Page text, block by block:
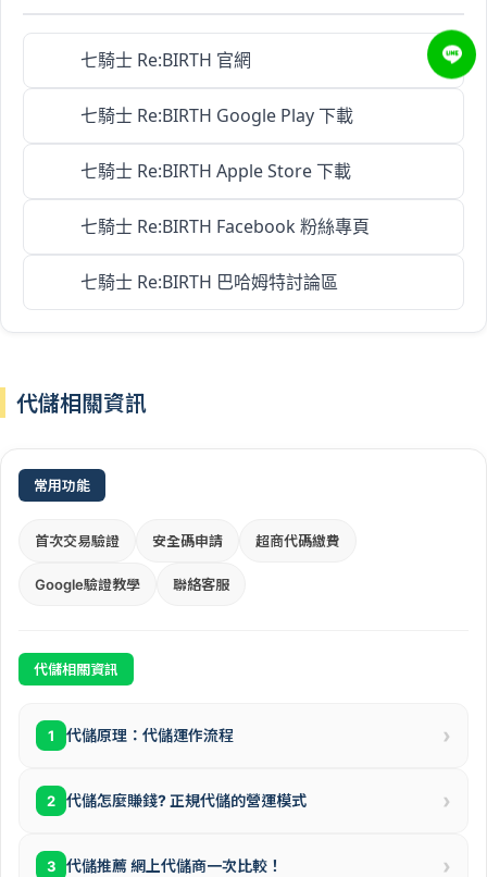
七騎士 Re:BIRTH 官網
七騎士 Re:BIRTH Google Play 下載
七騎士 Re:BIRTH Apple Store 下載
七騎士 Re:BIRTH Facebook 粉絲專頁
七騎士 Re:BIRTH 巴哈姆特討論區
代儲相關資訊
常用功能
首次交易驗證 安全碼申請 超商代碼繳費
Google驗證教學 聯絡客服
代儲相關資訊
1 代儲原理：代儲運作流程 ›
2 代儲怎麼賺錢? 正規代儲的營運模式 ›
3 代儲推薦 網上代儲商一次比較！ ›